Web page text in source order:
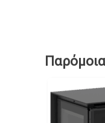
Παρόμοια